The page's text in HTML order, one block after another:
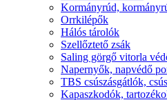
Kormányrúd,
Orrkilépők
Hálós tárolók
Szellőztető zsák
Saling görgő vitorla
Napernyők, napvédő
TBS csúszásgátlók,
Kapaszkodók,